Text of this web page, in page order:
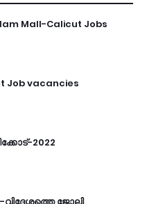
Mall-Calicut Jobs
Job vacancies
2022